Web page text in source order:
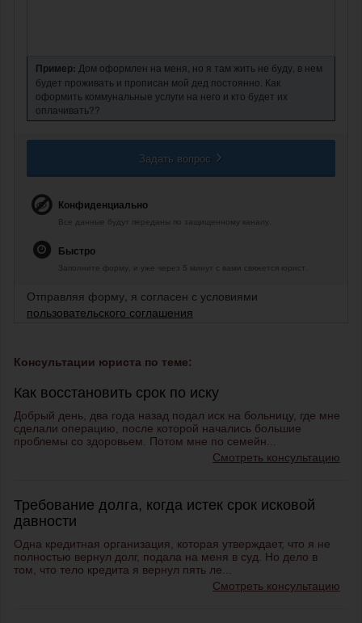
Пример: Дом оформлен на меня, но я там жить не буду, в нем
будет проживать и прописан мой дед постоянно. Как
оформить коммунальные услуги на него и кто будет их
оплачивать??
Задать вопрос
Конфиденциально
Все данные будут переданы по защищенному каналу.
Быстро
Заполните форму, и уже через 5 минут с вами свяжется юрист.
Отправляя форму, я согласен с условиями
пользовательского соглашения
Консультации юриста по теме:
Как восстановить срок по иску
Добрый день, два года назад подал иск на больницу, где мне
сделали операцию, после которой начались большие
проблемы со здоровьем. Потом мне по семейн...
Смотреть консультацию
Требование долга, когда истек срок исковой
давности
Одна кредитная организация, которая утверждает, что я не
полностью вернул долг, подала на меня в суд. Но дело в
том, что тело кредита я вернул пять ле...
Смотреть консультацию